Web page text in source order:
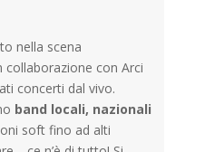
nella scena
collaborazione con Arci
concerti dal vivo.
band locali, nazionali
soft fino ad alti